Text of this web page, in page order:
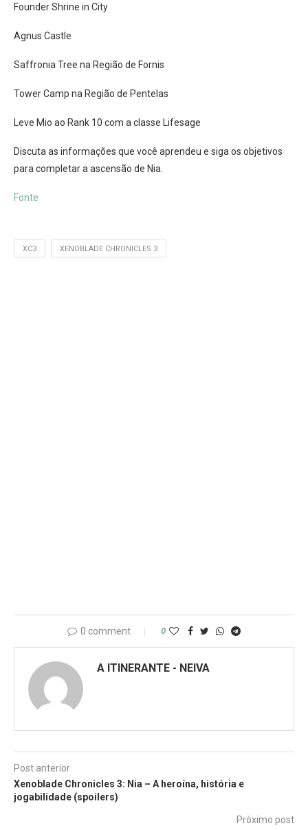
Founder Shrine in City
Agnus Castle
Saffronia Tree na Região de Fornis
Tower Camp na Região de Pentelas
Leve Mio ao Rank 10 com a classe Lifesage
Discuta as informações que você aprendeu e siga os objetivos
para completar a ascensão de Nia.
Fonte
XC3 XENOBLADE CHRONICLES 3
0 comment 0
A ITINERANTE - NEIVA
Post anterior
Xenoblade Chronicles 3: Nia – A heroína, história e
jogabilidade (spoilers)
Próximo post